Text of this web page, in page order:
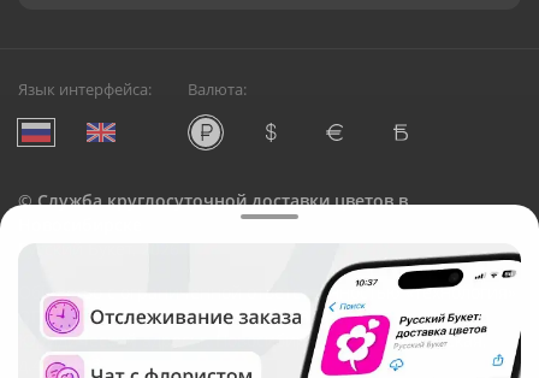
Язык интерфейса: Валюта:
©Служба круглосуточной доставки цветов в
Русский Букет, 2026
Общество с ограниченной ответственностью «Технология»
ОГРН: 1195476081745, ИНН: 5410081997
Юридический адрес: г. Новосибирск, ул. Ипподромская,
д.42, оф. 3